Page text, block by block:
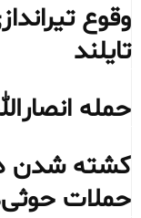
وقوع
تایلند
حمله
کشته شدن
حملات